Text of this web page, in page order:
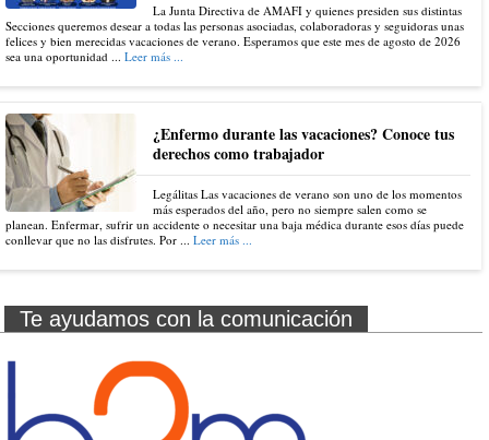
La Junta Directiva de AMAFI y quienes presiden sus distintas
Secciones queremos desear a todas las personas asociadas, colaboradoras y seguidoras unas
felices y bien merecidas vacaciones de verano. Esperamos que este mes de agosto de 2026
sea una oportunidad ... Leer más ...
¿Enfermo durante las vacaciones? Conoce tus
derechos como trabajador
Legálitas Las vacaciones de verano son uno de los momentos
más esperados del año, pero no siempre salen como se
planean. Enfermar, sufrir un accidente o necesitar una baja médica durante esos días puede
conllevar que no las disfrutes. Por ... Leer más ...
Te ayudamos con la comunicación